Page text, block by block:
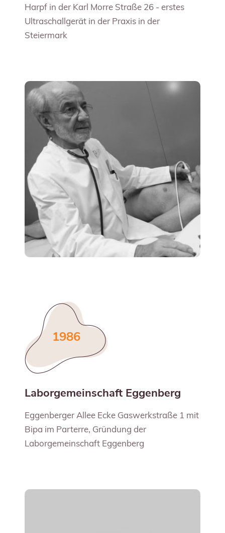
Harpf in der Karl Morre Straße 26 - erstes
Ultraschallgerät in der Praxis in der
Steiermark
1986
Laborgemeinschaft Eggenberg
Eggenberger Allee Ecke Gaswerkstraße 1 mit
Bipa im Parterre, Gründung der
Laborgemeinschaft Eggenberg